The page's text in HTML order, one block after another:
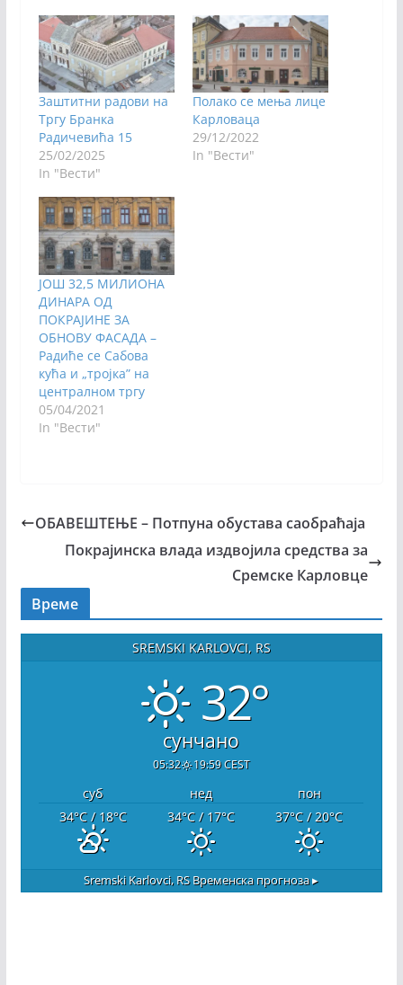
Заштитни радови на
Тргу Бранка
Радичевића 15
25/02/2025
In "Вести"
Полaко се мења лице
Карловаца
29/12/2022
In "Вести"
ЈОШ 32,5 МИЛИОНА
ДИНАРА ОД
ПОКРАЈИНЕ ЗА
ОБНОВУ ФАСАДА –
Радиће се Сабова
кућа и „тројка” на
централном тргу
05/04/2021
In "Вести"
ОБАВЕШТЕЊЕ – Потпуна обустава саобраћаја
Покрајинска влада издвојила средства за
Сремске Карловце
Време
SREMSKI KARLOVCI, RS
32°
сунчано
05:32 19:59 CEST
суб нед
пон
34°C/ 18°C 34°C/ 17°C 37°C/ 20°C
Sremski Karlovci, RSВременска прогноза ▸